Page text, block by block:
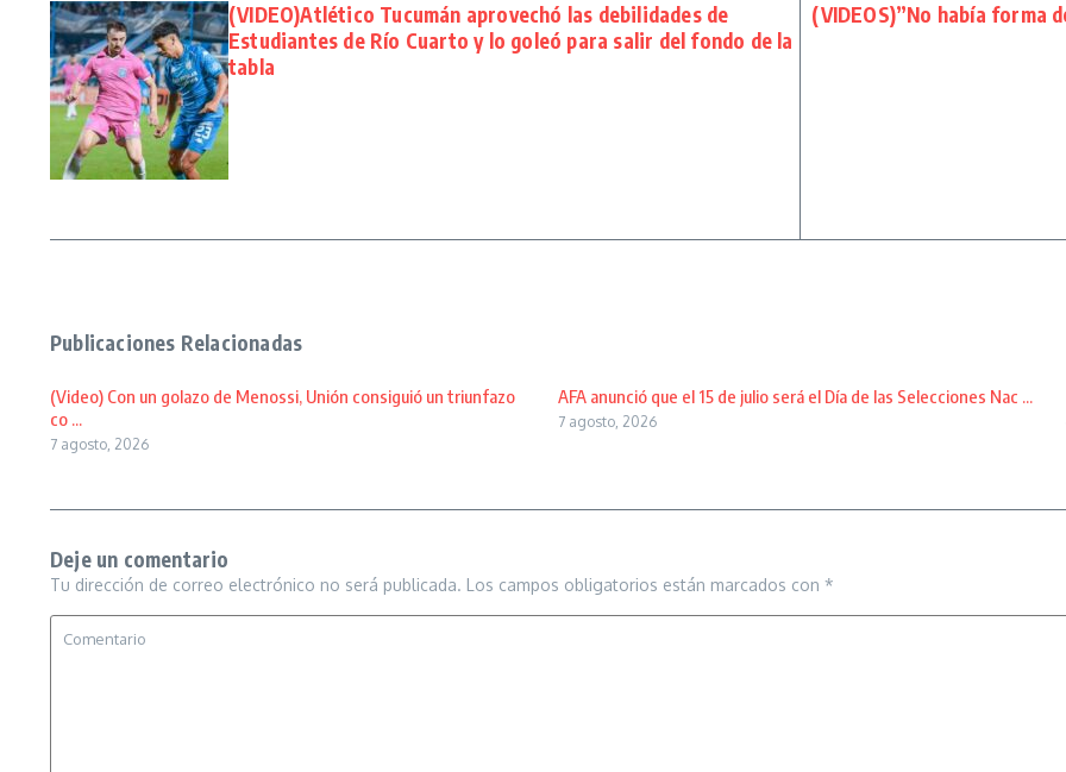
(VIDEO)Atlético Tucumán aprovechó las debilidades de
Estudiantes de Río Cuarto y lo goleó para salir del fondo de la
tabla
(VIDEOS)”No había forma
Publicaciones Relacionadas
(Video) Con un golazo de Menossi, Unión consiguió un triunfazo
co ...
7 agosto, 2026
AFA anunció que el 15 de julio será el Día de las Selecciones Nac ...
7 agosto, 2026
Deje un comentario
Tu dirección de correo electrónico no será publicada. Los campos obligatorios están marcados con *